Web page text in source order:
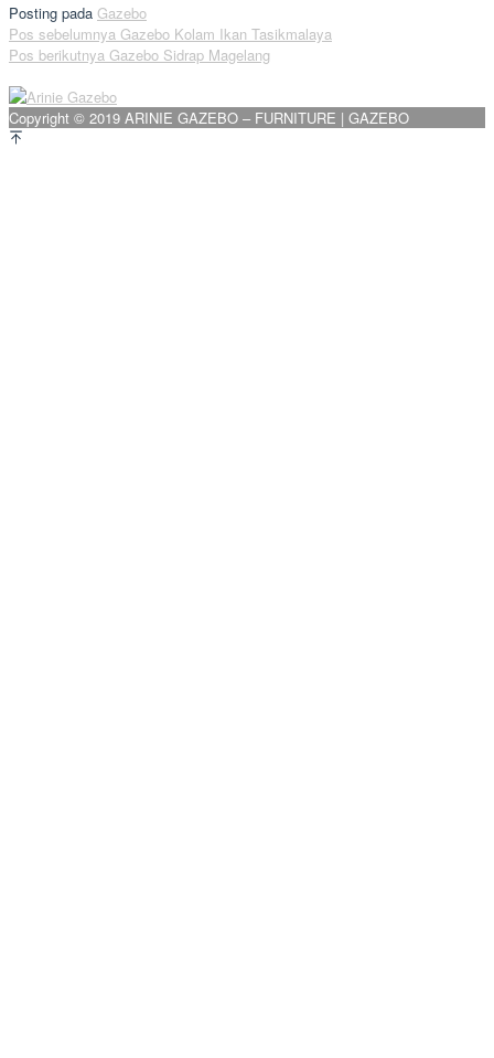
Posting pada Gazebo
Navigasi
pos
Pos sebelumnya Gazebo Kolam Ikan Tasikmalaya
Pos berikutnya Gazebo Sidrap Magelang
Copyright © 2019 ARINIE GAZEBO – FURNITURE | GAZEBO